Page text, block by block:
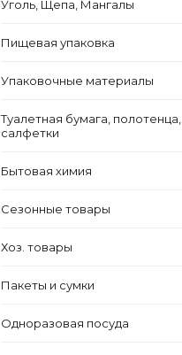
Уголь, Щепа, Мангалы
Пищевая упаковка
Упаковочные материалы
Туалетная бумага, полотенца,
салфетки
Бытовая химия
Сезонные товары
Хоз. товары
Пакеты и сумки
Одноразовая посуда